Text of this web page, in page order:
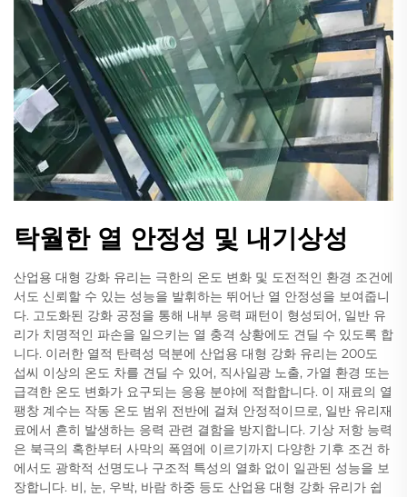
탁월한 열 안정성 및 내기상성
산업용 대형 강화 유리는 극한의 온도 변화 및 도전적인 환경 조건에
서도 신뢰할 수 있는 성능을 발휘하는 뛰어난 열 안정성을 보여줍니
다. 고도화된 강화 공정을 통해 내부 응력 패턴이 형성되어, 일반 유
리가 치명적인 파손을 일으키는 열 충격 상황에도 견딜 수 있도록 합
니다. 이러한 열적 탄력성 덕분에 산업용 대형 강화 유리는 200도
섭씨 이상의 온도 차를 견딜 수 있어, 직사일광 노출, 가열 환경 또는
급격한 온도 변화가 요구되는 응용 분야에 적합합니다. 이 재료의 열
팽창 계수는 작동 온도 범위 전반에 걸쳐 안정적이므로, 일반 유리재
료에서 흔히 발생하는 응력 관련 결함을 방지합니다. 기상 저항 능력
은 북극의 혹한부터 사막의 폭염에 이르기까지 다양한 기후 조건 하
에서도 광학적 선명도나 구조적 특성의 열화 없이 일관된 성능을 보
장합니다. 비, 눈, 우박, 바람 하중 등도 산업용 대형 강화 유리가 쉽